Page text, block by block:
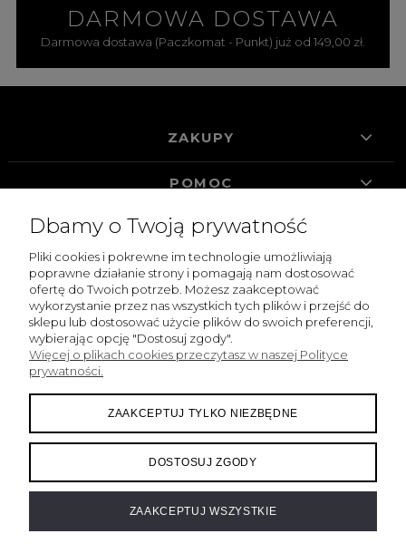
DARMOWA DOSTAWA
Darmowa dostawa (Paczkomat - Punkt) już od 149,00 zł.
ZAKUPY
POMOC
MOJE KONTO
INFORMACJE
Sklep internetowy Fake Bake | ul. Pańska 98/204, 00-837
Warszawa |info@fakebake.pl
5262304494 | REGON: 141617180
projekt i realizacja:
Dbamy o Twoją prywatność
Pliki cookies i pokrewne im technologie umożliwiają
poprawne działanie strony i pomagają nam dostosować
ofertę do Twoich potrzeb. Możesz zaakceptować
wykorzystanie przez nas wszystkich tych plików i przejść do
sklepu lub dostosować użycie plików do swoich preferencji,
wybierając opcję "Dostosuj zgody".
Więcej o plikach cookies przeczytasz w naszej Polityce
prywatności.
ZAAKCEPTUJ TYLKO NIEZBĘDNE
DOSTOSUJ ZGODY
ZAAKCEPTUJ WSZYSTKIE